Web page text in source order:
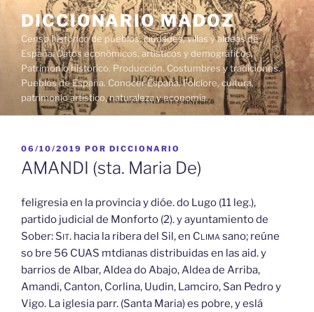
contenido
DICCIONARIO MADOZ
Censo histórico de pueblos, ciudades, villas y aldeas de
España. Datos económicos, artísticos y demográficos.
Patrimonio histórico. Producción. Costumbres y tradiciones.
Pueblos de España. Conocer España. Folclore, cultura,
patrimonio artístico, naturaleza y economía.
PUBLICADO
EL
06/10/2019 POR DICCIONARIO
AMANDI (sta. Maria De)
feligresia en la provincia y dióe. do Lugo (11 leg.),
partido judicial de Monforto (2). y ayuntamiento de
Sober: Sit. hacia la ribera del Sil, en Climasano; reúne
so bre 56 CUAS mtdianas distribuidas en las aid. y
barrios de Albar, Aldea do Abajo, Aldea de Arriba,
Amandi, Canton, Corlina, Uudin, Lamciro, San Pedro y
Vigo. La iglesia parr. (Santa Maria) es pobre, y eslá